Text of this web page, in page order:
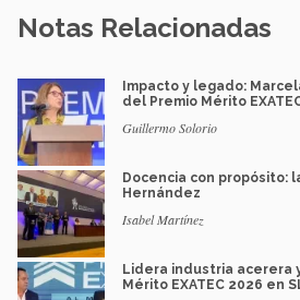
Notas Relacionadas
Impacto y legado:
del Premio Mérito
Guillermo Solorio
Docencia con propósito:
Hernández
Isabel Martínez
Lidera industria acerera
Mérito EXATEC 2026 en